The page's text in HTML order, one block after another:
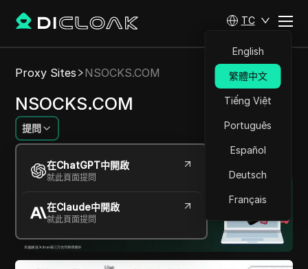
TC
English
繁體中文
Tiếng Việt
Português
Español
Deutsch
Français
Proxy Sites NSOCKS.COM
NSOCKS.COM
提問
在ChatGPT中開啟
就此頁面提問
在Claude中開啟
就此頁面提問
透過無縫的代理解決方案解鎖網絡。